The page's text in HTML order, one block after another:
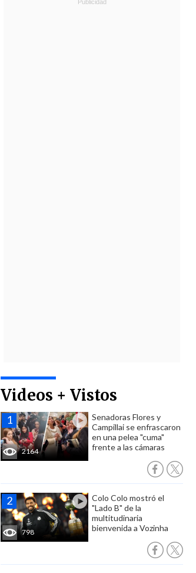
Videos + Vistos
2164
Senadoras Flores y
Campillai se enfrascaron
en una pelea "cuma"
frente a las cámaras
798
Colo Colo mostró el
"Lado B" de la
multitudinaria
bienvenida a Vozinha